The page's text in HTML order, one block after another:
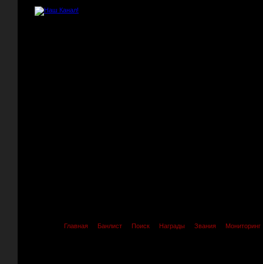
Главная Банлист Поиск Награды Звания Мониторинг